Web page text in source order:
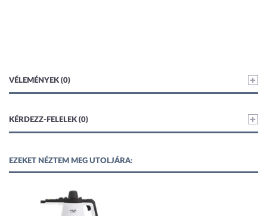
VÉLEMÉNYEK (0)
KÉRDEZZ-FELELEK (0)
EZEKET NÉZTEM MEG UTOLJÁRA: